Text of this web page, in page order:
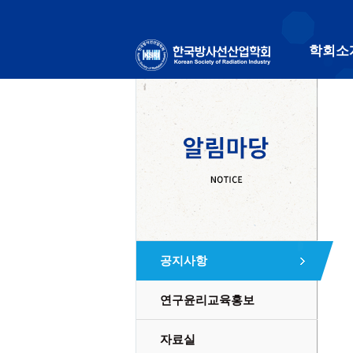
학회소
공지사항
연구윤리교육홍보
자료실